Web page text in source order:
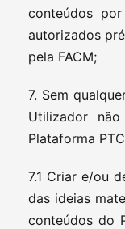
conteúdos
autorizados
pela FACM;
7. Sem
Utilizador
Plataforma
7.1 Criar e/ou
das ideias
conteúdos do